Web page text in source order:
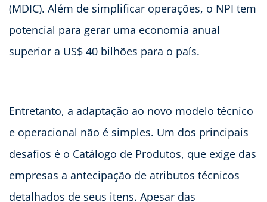
(MDIC). Além de simplificar operações, o NPI tem
potencial para gerar uma economia anual
superior a US$ 40 bilhões para o país.
Entretanto, a adaptação ao novo modelo técnico
e operacional não é simples. Um dos principais
desafios é o Catálogo de Produtos, que exige das
empresas a antecipação de atributos técnicos
detalhados de seus itens. Apesar das